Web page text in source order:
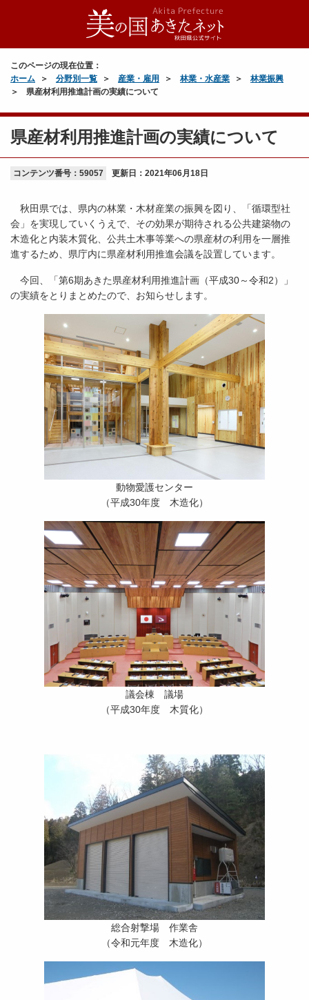
このページの現在位置：
ホーム
分野別一覧 産業・雇用 林業・水産業
林業振興
県産材利用推進計画の実績について
県産材利用推進計画の実績について
コンテンツ番号：59057 更新日： 2021年06月18日
秋田県では、県内の林業・木材産業の振興を図り、「循環型社
会」を実現していくうえで、その効果が期待される公共建築物の
木造化と内装木質化、公共土木事等業への県産材の利用を一層推
進するため、県庁内に県産材利用推進会議を設置しています。
今回、「第6期あきた県産材利用推進計画（平成30～令和2）」
の実績をとりまとめたので、お知らせします。
動物愛護センター
（平成30年度 木造化）
議会棟 議場
（平成30年度 木質化）
総合射撃場 作業舎
（令和元年度 木造化）